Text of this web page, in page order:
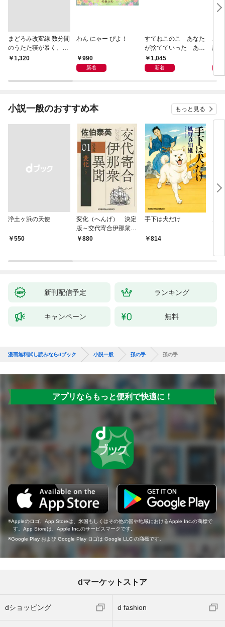
まどろみ改変線 数分間
のうたた寝が暴く、18
0度反転した世界の謎
￥1,320
わん にゃー ぴよ！
990
新着
すてねこのこ あなた
が捨てていった あの
子たちのその後のこと
です
1,045
新着
あ
記
い
心
小説一般のおすすめ本 もっと見る
浄土ヶ浜の天使
￥550
変化（へんげ） 決定
版～交代寄合伊那衆異
聞（1）～
880
手下は犬だけ
814
新刊配信予定 ランキング
キャンペーン 無料
漫画無料試し読みならdブック 小説一般 孫の手 孫の手
アプリならもっと便利で快適に！
Appleのロゴ、App Storeは、米国もしくはその他の国や地域におけるApple Inc.の商標で
す。App Storeは、Apple Inc.のサービスマークです。
Google Play および Google Play ロゴは Google LLC の商標です。
dマーケットストア
dショッピング d fashion